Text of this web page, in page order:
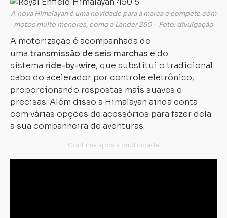
A nova Himalayan é uma novidade para a marca e compete com
motos muito menores, como a Lander 250 – Foto: divulgação
A motorização é acompanhada de
uma transmissão de seis marchas e do
sistema ride-by-wire, que substitui o tradicional
cabo do acelerador por controle eletrônico,
proporcionando respostas mais suaves e
precisas. Além disso a Himalayan ainda conta
com várias opções de acessórios para fazer dela
a sua companheira de aventuras.